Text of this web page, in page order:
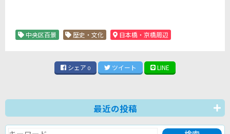
中央区百景 歴史・文化 日本橋・京橋周辺
シェア 0 ツイート LINE
最近の投稿